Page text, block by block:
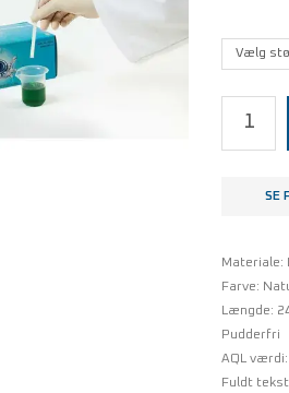
SE
Materiale:
Farve:
Længde:
Pudderfri
AQL værdi:
Fuldt